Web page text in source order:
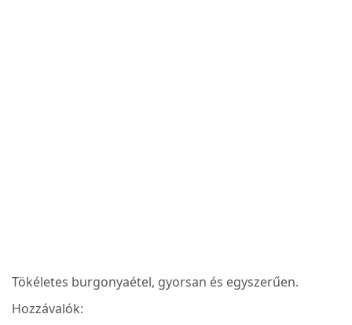
Tökéletes burgonyaétel, gyorsan és egyszerűen.
Hozzávalók: